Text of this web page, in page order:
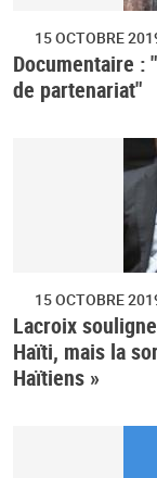
15 OCTOBRE
Documentaire :
de partenariat"
15 OCTOBRE
Lacroix
Haïti, mais la
Haïtiens »